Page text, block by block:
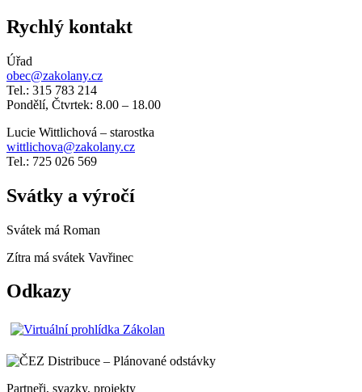
Rychlý kontakt
Úřad
obec@zakolany.cz
Tel.: 315 783 214
Pondělí, Čtvrtek: 8.00 – 18.00
Lucie Wittlichová – starostka
wittlichova@zakolany.cz
Tel.: 725 026 569
Svátky a výročí
Svátek má Roman
Zítra má svátek Vavřinec
Odkazy
Partneři, svazky, projekty